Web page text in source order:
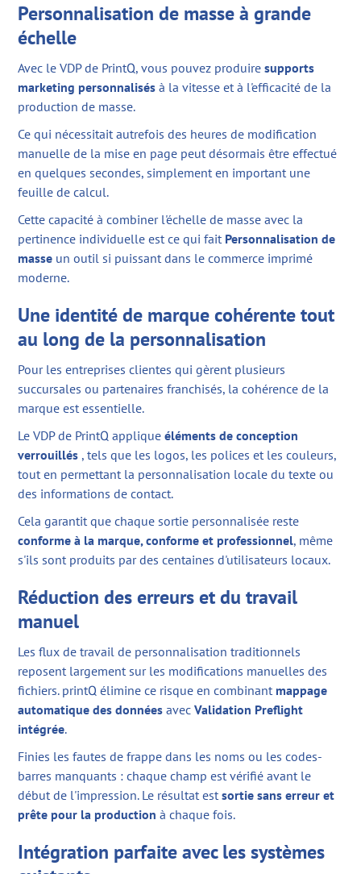
Personnalisation de masse à grande
échelle
Avec le VDP de PrintQ, vous pouvez produiresupports
marketing personnalisés à la vitesse et à l'efficacité de la
production de masse.
Ce qui nécessitait autrefois des heures de modification
manuelle de la mise en page peut désormais être effectué
en quelques secondes, simplement en important une
feuille de calcul.
Cette capacité à combiner l'échelle de masse avec la
pertinence individuelle est ce qui fait Personnalisation de
masse un outil si puissant dans le commerce imprimé
moderne.
Une identité de marque cohérente tout
au long de la personnalisation
Pour les entreprises clientes qui gèrent plusieurs
succursales ou partenaires franchisés, la cohérence de la
marque est essentielle.
Le VDP de PrintQ appliqueéléments de conception
verrouillés , tels que les logos, les polices et les couleurs,
tout en permettant la personnalisation locale du texte ou
des informations de contact.
Cela garantit que chaque sortie personnalisée reste
conforme à la marque, conforme et professionnel, même
s'ils sont produits par des centaines d'utilisateurs locaux.
Réduction des erreurs et du travail
manuel
Les flux de travail de personnalisation traditionnels
reposent largement sur les modifications manuelles des
fichiers. printQ élimine ce risque en combinant mappage
automatique des données avecValidation Preflight
intégrée.
Finies les fautes de frappe dans les noms ou les codes-
barres manquants : chaque champ est vérifié avant le
début de l'impression. Le résultat estsortie sans erreur et
prête pour la production à chaque fois.
Intégration parfaite avec les systèmes